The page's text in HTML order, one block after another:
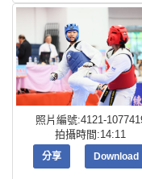
照片編號:4121-
拍攝時間:14:11
分享 Download